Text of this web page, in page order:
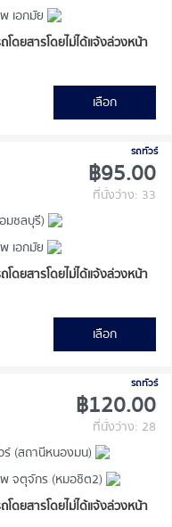
เอกมัย
ดยสารโดยไม่ได้แจ้งล่วงหน้า
เลือก
รถทัวร์
฿95.00
ที่นั่งว่าง: 33
มชลบุรี)
เอกมัย
ดยสารโดยไม่ได้แจ้งล่วงหน้า
เลือก
รถทัวร์
฿120.00
ที่นั่งว่าง: 28
(สถานีหนองมน)
จตุจักร (หมอชิต2)
ดยสารโดยไม่ได้แจ้งล่วงหน้า